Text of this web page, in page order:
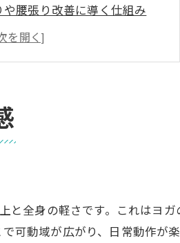
腰張り改善に導く仕組み
流がどう変化するか
う生活のメリット
体調の変化
に変化が現れるポイント
化を実感する理由
感じる集中力と心身の安定
全身の軽さです。これはヨ
可動域が広がり、日常動作が楽